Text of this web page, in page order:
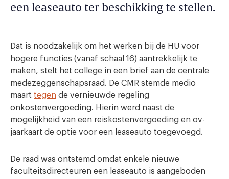
een leaseauto ter beschikking te stellen.
Dat is noodzakelijk om het werken bij de HU voor
hogere functies (vanaf schaal 16) aantrekkelijk te
maken, stelt het college in een brief aan de centrale
medezeggenschapsraad. De CMR stemde medio
maart tegen de vernieuwde regeling
onkostenvergoeding. Hierin werd naast de
mogelijkheid van een reiskostenvergoeding en ov-
jaarkaart de optie voor een leaseauto toegevoegd.
De raad was ontstemd omdat enkele nieuwe
faculteitsdirecteuren een leaseauto is aangeboden